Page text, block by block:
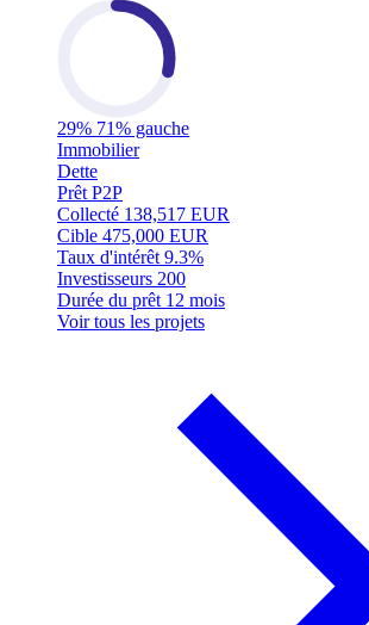
29% 71% gauche
Immobilier
Dette
Prêt P2P
Collecté 138,517 EUR
Cible 475,000 EUR
Taux d'intérêt 9.3%
Investisseurs 200
Durée du prêt 12 mois
Voir tous les projets